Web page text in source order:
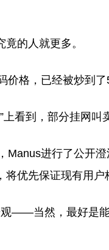
的人就更多。
格，已经被炒到了
看到，部分挂网叫
Manus进行了公开
优先保证现有用户
——当然，最好是